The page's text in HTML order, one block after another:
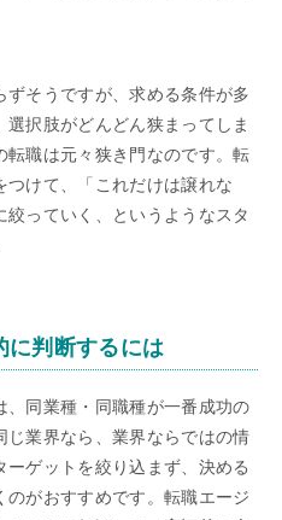
そうですが、求める条件が多
択肢がどんどん狭まってしま
職は元々狭き門なのです。転
けて、「これだけは譲れな
っていく、というようなスタ
に判断するには
同業種・同職種が一番成功の
業界なら、業界ならではの情
ゲットを絞り込まず、決める
がおすすめです。転職エージ